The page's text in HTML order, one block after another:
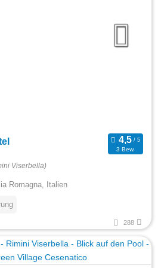
3 Bew.
Viserbella)
Romagna, Italien
288